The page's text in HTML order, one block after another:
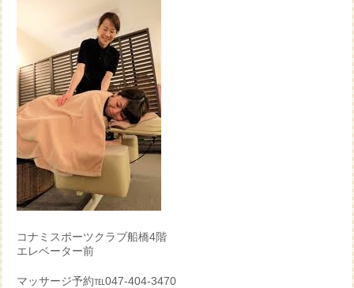
コナミスポーツクラブ船橋4階
エレベーター前
マッサージ予約℡047-404-3470